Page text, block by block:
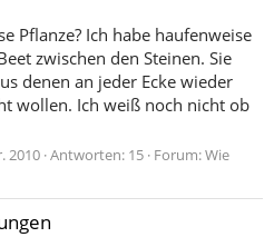
Pflanze? Ich habe haufenweise
zwischen den Steinen. Sie
denen an jeder Ecke wieder
wollen. Ich weiß noch nicht ob
2010 Antworten: 15 Forum:Wie